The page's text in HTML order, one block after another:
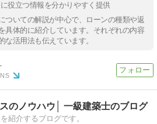
役立つ情報を分かりやすく提供
ついての解説が中心で、ローンの種類や返
具体的に紹介しています。それぞれの内容
な活用法も伝えています。
5
のノウハウ│ 一級建築士のブログ
紹介するブログです。